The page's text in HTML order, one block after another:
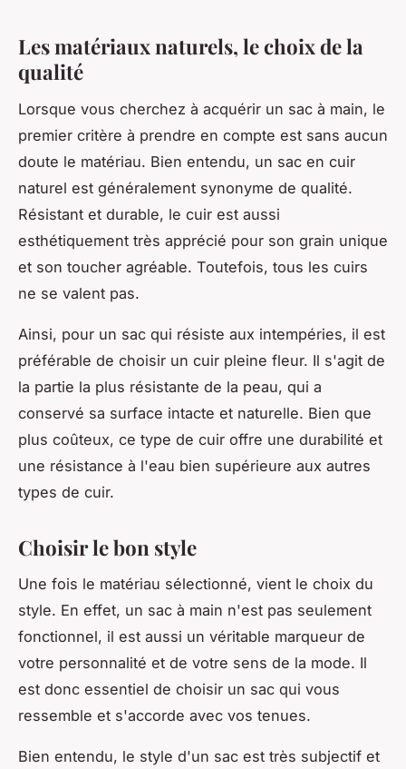
Les matériaux naturels, le choix de la
qualité
Lorsque vous cherchez à acquérir un sac à main, le
premier critère à prendre en compte est sans aucun
doute le matériau. Bien entendu, un sac en cuir
naturel est généralement synonyme de qualité.
Résistant et durable, le cuir est aussi
esthétiquement très apprécié pour son grain unique
et son toucher agréable. Toutefois, tous les cuirs
ne se valent pas.
Ainsi, pour un sac qui résiste aux intempéries, il est
préférable de choisir un cuir pleine fleur. Il s'agit de
la partie la plus résistante de la peau, qui a
conservé sa surface intacte et naturelle. Bien que
plus coûteux, ce type de cuir offre une durabilité et
une résistance à l'eau bien supérieure aux autres
types de cuir.
Choisir le bon style
Une fois le matériau sélectionné, vient le choix du
style. En effet, un sac à main n'est pas seulement
fonctionnel, il est aussi un véritable marqueur de
votre personnalité et de votre sens de la mode. Il
est donc essentiel de choisir un sac qui vous
ressemble et s'accorde avec vos tenues.
Bien entendu, le style d'un sac est très subjectif et